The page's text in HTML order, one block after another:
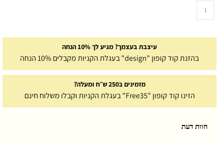
עיצבת בעצמך? מגיע לך 10% הנחה
בהזנת קוד קופון "design" בעגלת הקניות מקבלים 10% הנחה
מזמינים ב250 ש״ח ומעלה?
הזינו קוד קופון "Free35" בעגלת הקניות וקבלו משלוח חינם
חוות דעת